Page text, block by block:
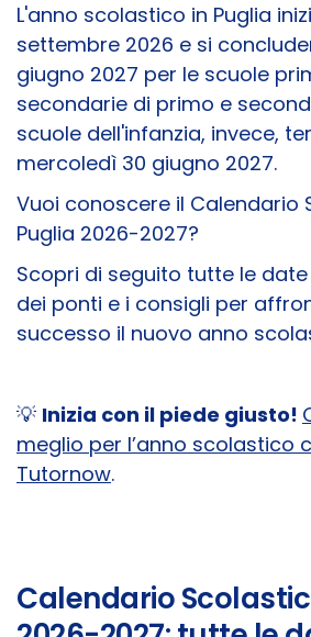
L'anno scolastico in Puglia
settembre 2026 e si
giugno 2027 per le scuole
secondarie di primo e
scuole dell'infanzia, invece,
mercoledì 30 giugno 2027.
Vuoi conoscere il Calendario
Puglia 2026-2027?
Scopri di seguito tutte le
dei ponti e i consigli per
successo il nuovo anno
💡 Inizia con il piede giusto!
meglio per l’anno scolastico
Tutornow.
Calendario